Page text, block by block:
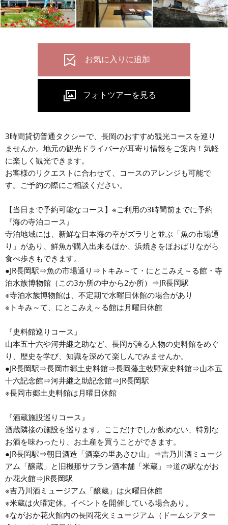
3時間貸切普通タクシーで、長岡のおすすめ観光コースを巡り
ませんか。地元の観光ドライバーが耳寄り情報をご案内！気軽
に楽しく観光できます。
お客様のリクエストに合わせて、コースのアレンジも可能で
す。ご予約の際にご相談ください。
【当日まで予約可能なコース】※ご利用の3時間前までに予約
『海の寺泊コース』
寺泊地域には、新鮮な日本海の幸がズラリと並ぶ「魚の市場通
り」があり、鮮魚が購入出来るほか、浜焼きをほおばりながら
食べ歩きもできます。
●JR長岡駅⇒魚の市場通り⇒トキみ～て・にとこみえ～る館・寺
泊水族博物館（この3か所の中から2か所）⇒JR長岡駅
※寺泊水族博物館は、不定期で水曜日休館の場合があり
※トキみ～て、にとこみえ～る館は月曜日休館
『史料館巡りコース』
山本五十六や河井継之助など、長岡が誇る人物の史料館をめぐ
り、歴史を学び、知識を深めて楽しんでみませんか。
●JR長岡駅⇒長岡市郷土史料館⇒長岡藩主牧野家史料館⇒山本五
十六記念館⇒河井継之助記念館⇒JR長岡駅
※長岡市郷土史料館は月曜日休館
『酒蔵施設巡りコース』
酒蔵隣接の施設を巡ります。ここだけでしか飲めない、特別な
お酒を味わったり、お土産を買うことができます。
●JR長岡駅⇒朝日酒造「酒楽の里あさひ山」⇒吉乃川酒ミュージ
アム「醸蔵」と旧機那サフラン酒本舗「米蔵」⇒道の駅ながお
か花火館⇒JR長岡駅
※吉乃川酒ミュージアム「醸蔵」は火曜日休館
※米蔵は火曜定休。イベントを開催している場合あり。
※ながおか花火館内の長岡花火ミュージアム（ドームシアター